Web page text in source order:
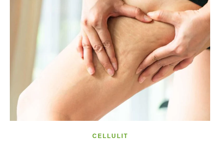
CELLULIT